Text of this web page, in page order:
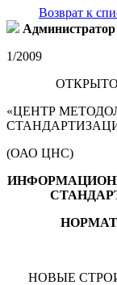
Возврат к
Администратор
1/2009
«ЦЕНТР
(ОАО ЦНС)
НОВЫЕ